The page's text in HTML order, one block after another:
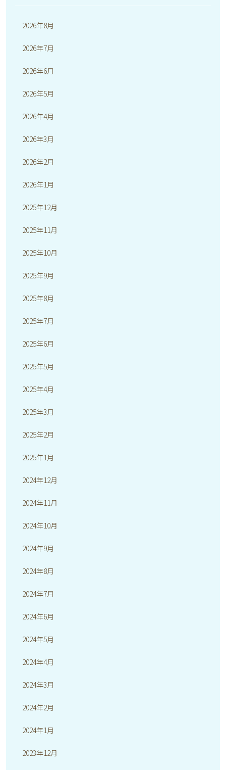
2026年8月
2026年7月
2026年6月
2026年5月
2026年4月
2026年3月
2026年2月
2026年1月
2025年12月
2025年11月
2025年10月
2025年9月
2025年8月
2025年7月
2025年6月
2025年5月
2025年4月
2025年3月
2025年2月
2025年1月
2024年12月
2024年11月
2024年10月
2024年9月
2024年8月
2024年7月
2024年6月
2024年5月
2024年4月
2024年3月
2024年2月
2024年1月
2023年12月